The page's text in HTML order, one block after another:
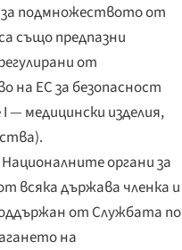
за подмножеството от
също предпазни
от
на ЕС за безопасност
— медицински изделия,
органи за
всяка държава членка и
от Службата по
на